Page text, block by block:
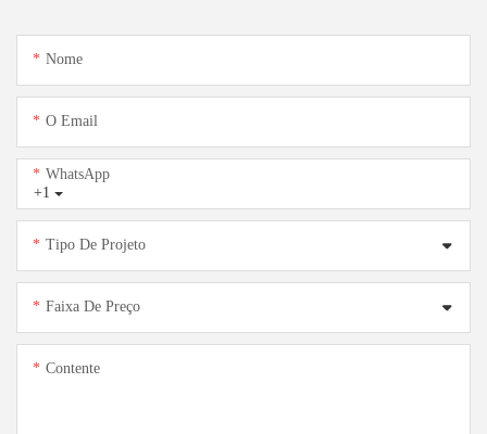
Nome
O Email
+1
WhatsApp
Tipo De Projeto
Faixa De Preço
Contente